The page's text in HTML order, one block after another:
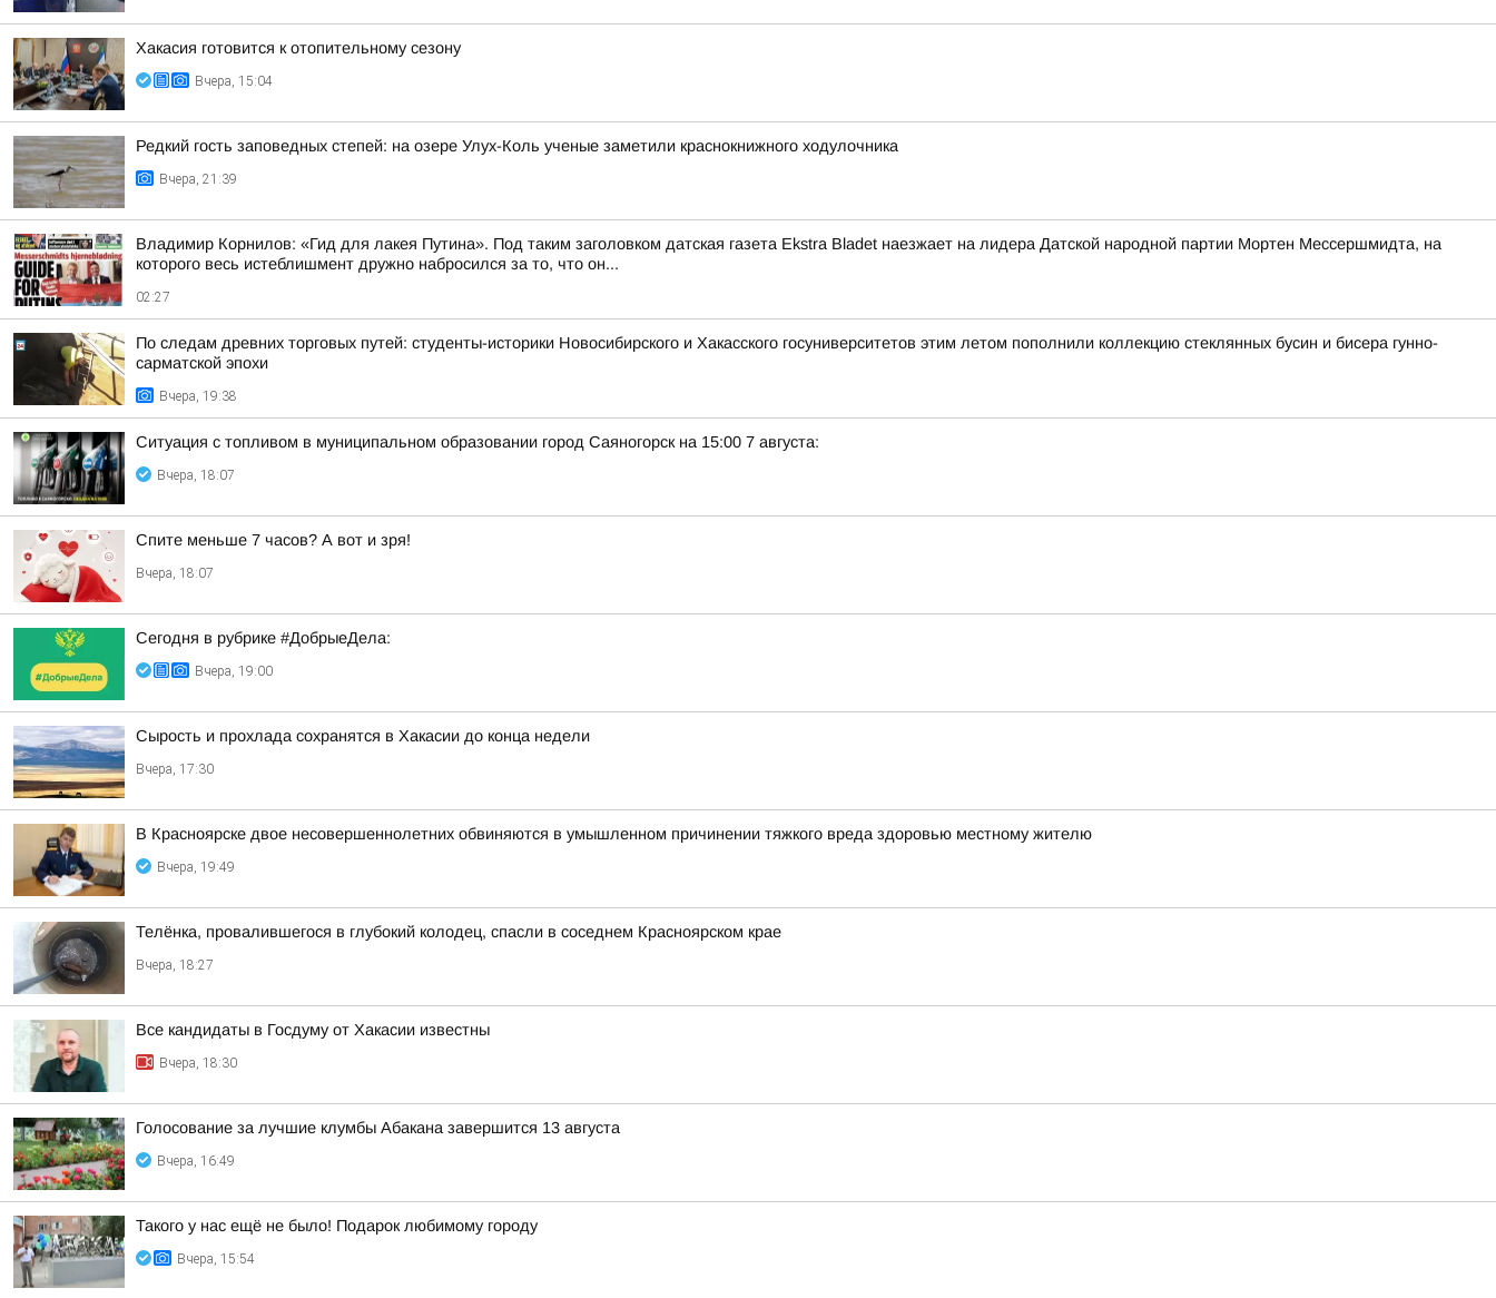
Хакасия готовится к отопительному сезону
Вчера, 15:04
Редкий гость заповедных степей: на озере Улух-Коль ученые заметили краснокнижного ходулочника
Вчера, 21:39
Владимир Корнилов: «Гид для лакея Путина». Под таким заголовком датская газета Ekstra Bladet наезжает на лидера Датской народной партии Мортен Мессершмидта, на
которого весь истеблишмент дружно набросился за то, что он...
02:27
По следам древних торговых путей: студенты-историки Новосибирского и Хакасского госуниверситетов этим летом пополнили коллекцию стеклянных бусин и бисера гунно-
сарматской эпохи
Вчера, 19:38
Ситуация с топливом в муниципальном образовании город Саяногорск на 15:00 7 августа:
Вчера, 18:07
Спите меньше 7 часов? А вот и зря!
Вчера, 18:07
Сегодня в рубрике #ДобрыеДела:
Вчера, 19:00
Сырость и прохлада сохранятся в Хакасии до конца недели
Вчера, 17:30
В Красноярске двое несовершеннолетних обвиняются в умышленном причинении тяжкого вреда здоровью местному жителю
Вчера, 19:49
Телёнка, провалившегося в глубокий колодец, спасли в соседнем Красноярском крае
Вчера, 18:27
Все кандидаты в Госдуму от Хакасии известны
Вчера, 18:30
Голосование за лучшие клумбы Абакана завершится 13 августа
Вчера, 16:49
Такого у нас ещё не было! Подарок любимому городу
Вчера, 15:54